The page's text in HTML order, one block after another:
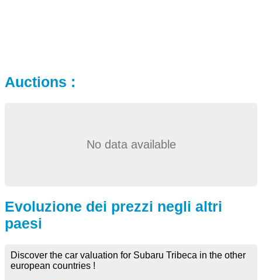
Auctions :
No data available
Evoluzione dei prezzi negli altri
paesi
Discover the car valuation for Subaru Tribeca in the other
european countries !